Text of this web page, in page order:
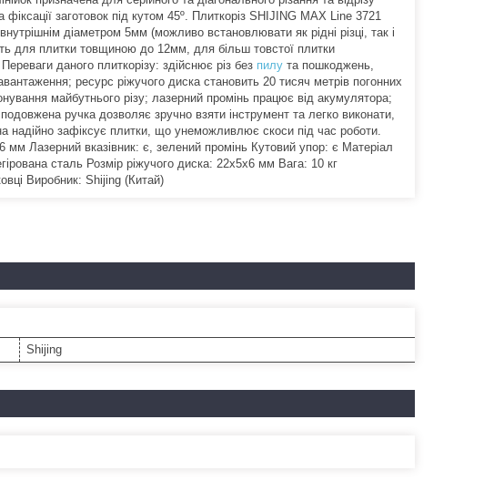
заготовок під кутом 45º. Плиткоріз SHIJING MAX Line 3721
діаметром 5мм (можливо встановлювати як рідні різці, так і
для плитки товщиною до 12мм, для більш товстої плитки
даного плиткорізу: здійснює різ без пилу та пошкоджень,
ресурс ріжучого диска становить 20 тисяч метрів погонних
майбутнього різу; лазерний промінь працює від акумулятора;
ручка дозволяє зручно взяти інструмент та легко виконати,
надійно зафіксує плитки, що унеможливлює скоси під час роботи.
Лазерний вказівник: є, зелений промінь Кутовий упор: є Матеріал
сталь Розмір ріжучого диска: 22x5x6 мм Вага: 10 кг
Виробник: Shijing (Китай)
Shijing